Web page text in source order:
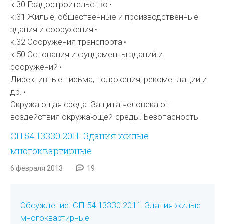
к.30 Градостроительство
к.31 Жилые, общественные и производственные
здания и сооружения
к.32 Сооружения транспорта
к.50 Основания и фундаменты зданий и
сооружений
Директивные письма, положения, рекомендации и
др.
Окружающая среда. Защита человека от
воздействия окружающей среды. Безопасность
СП 54.13330.2011. Здания жилые
многоквартирные
6 февраля 2013 19
Обсуждение: СП 54.13330.2011. Здания жилые
многоквартирные